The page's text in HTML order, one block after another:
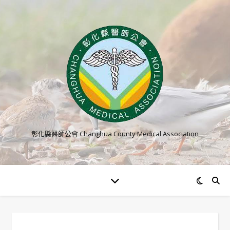
彰化縣醫師公會 Changhua County Medical Association